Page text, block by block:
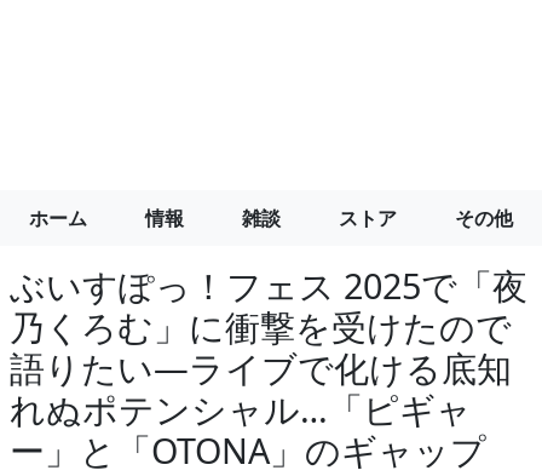
ホーム 情報 雑談 ストア その他
ぶいすぽっ！フェス 2025で「夜
乃くろむ」に衝撃を受けたので
語りたい―ライブで化ける底知
れぬポテンシャル…「ピギャ
ー」と「OTONA」のギャップ